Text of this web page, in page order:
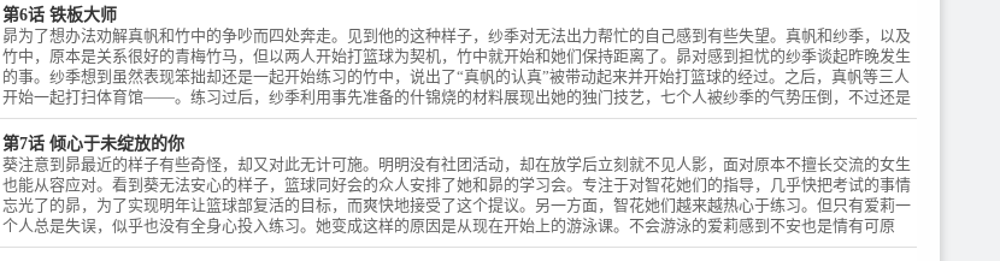
第6话 铁板大师
昴为了想办法劝解真帆和竹中的争吵而四处奔走。见到他的这种样子，纱季对无法出力帮忙的自己感到有些失望。真帆和纱季，以及
竹中，原本是关系很好的青梅竹马，但以两人开始打篮球为契机，竹中就开始和她们保持距离了。昴对感到担忧的纱季谈起昨晚发生
的事。纱季想到虽然表现笨拙却还是一起开始练习的竹中，说出了“真帆的认真”被带动起来并开始打篮球的经过。之后，真帆等三人
开始一起打扫体育馆——。练习过后，纱季利用事先准备的什锦烧的材料展现出她的独门技艺，七个人被纱季的气势压倒，不过还是
度过了愉快的晚餐时光。但是在那之后，日向和竹中突然不见了。
第7话 倾心于未绽放的你
葵注意到昴最近的样子有些奇怪，却又对此无计可施。明明没有社团活动，却在放学后立刻就不见人影，面对原本不擅长交流的女生
也能从容应对。看到葵无法安心的样子，篮球同好会的众人安排了她和昴的学习会。专注于对智花她们的指导，几乎快把考试的事情
忘光了的昴，为了实现明年让篮球部复活的目标，而爽快地接受了这个提议。另一方面，智花她们越来越热心于练习。但只有爱莉一
个人总是失误，似乎也没有全身心投入练习。她变成这样的原因是从现在开始上的游泳课。不会游泳的爱莉感到不安也是情有可原
的。这样的话接受昴的指导就好了，于是他们在真帆家的游泳池里展开游泳特训。但那一天正是学习会的当天。